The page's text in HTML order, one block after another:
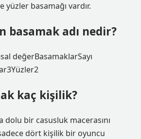
yüzler basamağı vardır.
basamak adı nedir?
değerBasamaklarSayı
kaç kişilik?
dolu bir casusluk macerasını
dört kişilik bir oyuncu